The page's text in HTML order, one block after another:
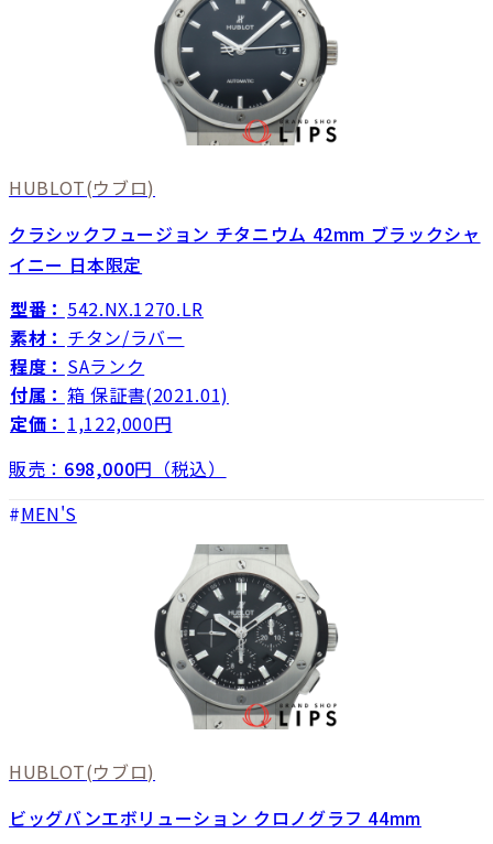
HUBLOT(ウブロ)
クラシックフュージョン チタニウム 42mm ブラックシャ
イニー 日本限定
型番： 542.NX.1270.LR
素材： チタン/ラバー
程度： SAランク
付属： 箱 保証書(2021.01)
定価： 1,122,000円
販売： 698,000円（税込）
MEN'S
HUBLOT(ウブロ)
ビッグバンエボリューション クロノグラフ 44mm